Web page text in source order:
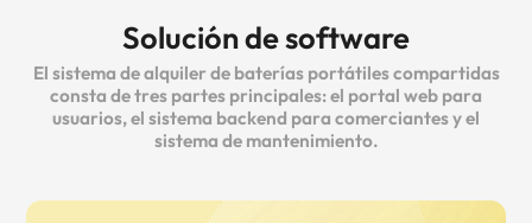
Solución de software
El sistema de alquiler de baterías portátiles compartidas
consta de tres partes principales: el portal web para
usuarios, el sistema backend para comerciantes y el
sistema de mantenimiento.